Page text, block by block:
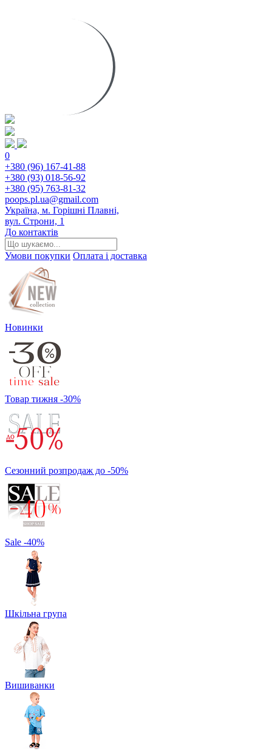
0
+380 (96) 167-41-88
+380 (93) 018-56-92
+380 (95) 763-81-32
poops.pl.ua@gmail.com
Україна, м. Горішні Плавні,
вул. Строни, 1
До контактів
Умови покупки Оплата і доставка
Новинки
Товар тижня -30%
Сезонний розпродаж до -50%
Sale -40%
Шкільна група
Вишиванки